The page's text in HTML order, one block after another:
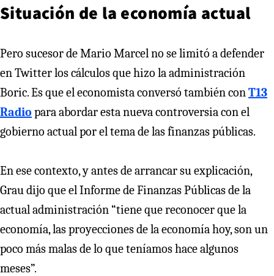
Situación de la economía actual
Pero sucesor de Mario Marcel no se limitó a defender
en Twitter los cálculos que hizo la administración
Boric. Es que el economista conversó también conT13
Radio para abordar esta nueva controversia con el
gobierno actual por el tema de las finanzas públicas.
En ese contexto, y antes de arrancar su explicación,
Grau dijo que el Informe de Finanzas Públicas de la
actual administración “tiene que reconocer que la
economía, las proyecciones de la economía hoy, son un
poco más malas de lo que teníamos hace algunos
meses”.